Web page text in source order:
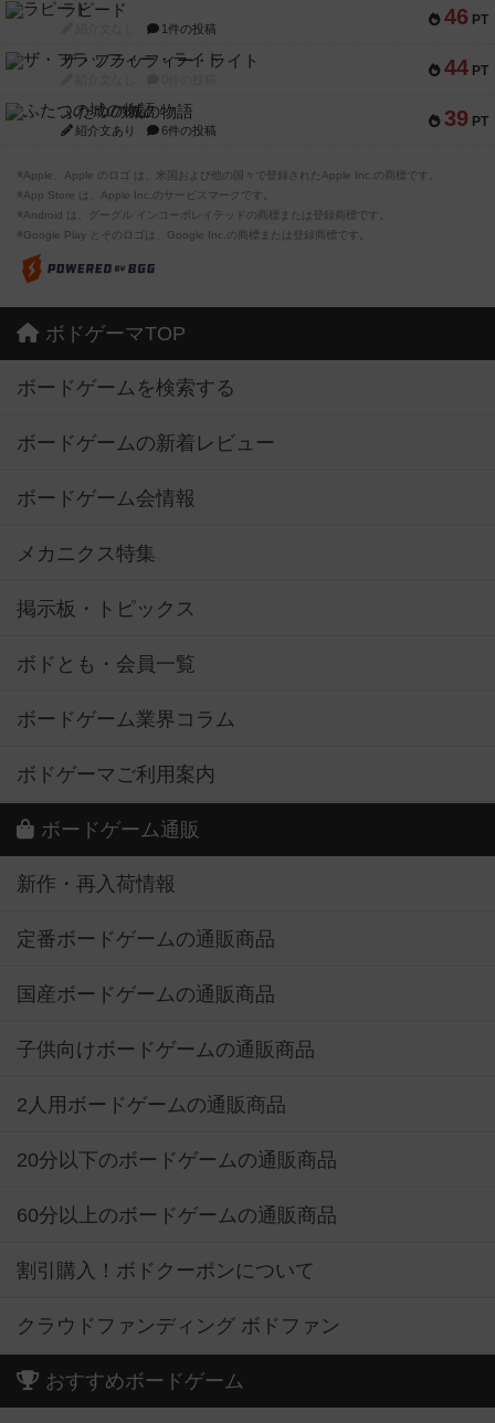
46 PT
ラピード
1件の投稿
44 PT
ザ・フラッフィー・ライト
39 PT
ふたつの城の物語
紹介文あり 6件の投稿
※Apple、Apple のロゴ は、米国および他の国々で登録されたApple Inc.の商標です。
※App Store は、Apple Inc.のサービスマークです。
※Android は、グーグル インコーポレイテッドの商標または登録商標です。
※Google Play とそのロゴは、Google Inc.の商標または登録商標です。
ボドゲーマTOP
ボードゲームを検索する
ボードゲームの新着レビュー
ボードゲーム会情報
メカニクス特集
掲示板・トピックス
ボドとも・会員一覧
ボードゲーム業界コラム
ボドゲーマご利用案内
ボードゲーム通販
新作・再入荷情報
定番ボードゲームの通販商品
国産ボードゲームの通販商品
子供向けボードゲームの通販商品
2人用ボードゲームの通販商品
20分以下のボードゲームの通販商品
60分以上のボードゲームの通販商品
割引購入！ボドクーポンについて
クラウドファンディング ボドファン
おすすめボードゲーム